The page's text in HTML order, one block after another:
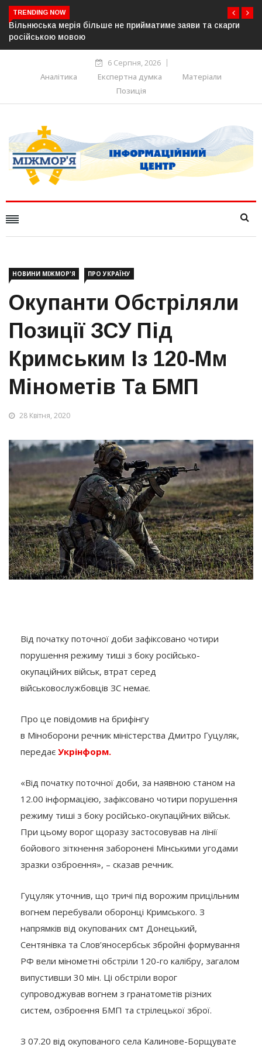
TRENDING NOW
та скарги
В Угорщині можуть обрати нового президента
серпня — фракція «Тиси»
6 Серпня, 2026
Аналітика
Експертна думка
Матеріали
Позиція
НОВИНИ МІЖМОР'Я ПРО УКРАЇНУ
Окупанти Обстріляли
Позиції ЗСУ Під
Кримським Із 120-Мм
Мінометів Та БМП
28 Квітня, 2020
Від початку поточної доби зафіксовано чотири
порушення режиму тиші з боку російсько-
окупаційних військ, втрат серед
військовослужбовців ЗС немає.
Про це повідомив на брифінгу
в Міноборони речник міністерства Дмитро Гуцуляк,
передає Укрінформ.
«Від початку поточної доби, за наявною станом на
12.00 інформацією, зафіксовано чотири порушення
режиму тиші з боку російсько-окупаційних військ.
При цьому ворог щоразу застосовував на лінії
бойового зіткнення заборонені Мінськими угодами
зразки озброєння», – сказав речник.
Гуцуляк уточнив, що тричі під ворожим прицільним
вогнем перебували оборонці Кримського. З
напрямків від окупованих смт Донецький,
Сентянівка та Слов’яносербськ збройні формування
РФ вели мінометні обстріли 120-го калібру, загалом
випустивши 30 мін. Ці обстріли ворог
супроводжував вогнем з гранатометів різних
систем, озброєння БМП та стрілецької зброї.
З 07.20 від окупованого села Калинове-Борщувате